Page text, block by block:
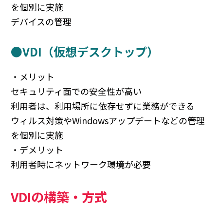
を個別に実施
デバイスの管理
●VDI（仮想デスクトップ）
・メリット
セキュリティ面での安全性が高い
利用者は、利用場所に依存せずに業務ができる
ウィルス対策やWindowsアップデートなどの管理
を個別に実施
・デメリット
利用者時にネットワーク環境が必要
VDIの構築・方式